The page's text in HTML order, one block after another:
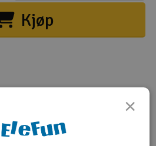
LEGO & byggesett
Kjøp
×